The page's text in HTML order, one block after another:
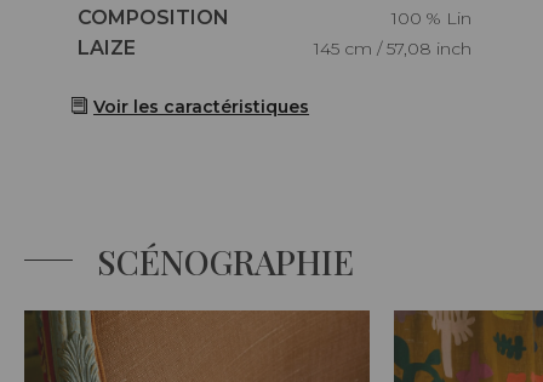
Caractéristiques
COMPOSITION
100 % Lin
Caractéristiques
LAIZE 145 cm / 57,08 inch
Voir les caractéristiques
SCÉNOGRAPHIE